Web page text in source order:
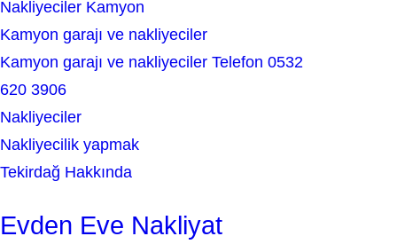
Nakliyeciler Kamyon
Kamyon garajı ve nakliyeciler
Kamyon garajı ve nakliyeciler Telefon 0532
620 3906
Nakliyeciler
Nakliyecilik yapmak
Tekirdağ Hakkında
Evden Eve Nakliyat